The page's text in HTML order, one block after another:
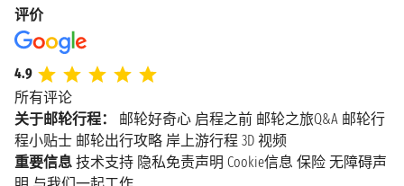
评价
4.9
所有评论
关于邮轮行程：
邮轮好奇心 启程之前 邮轮之旅Q&A 邮轮行
程小贴士 邮轮出行攻略 岸上游行程 3D 视频
重要信息 技术支持 隐私免责声明 Cookie信息 保险 无障碍声